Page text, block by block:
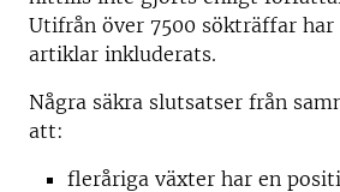
Utifrån över 7500 sökträffar har
artiklar inkluderats.
Några säkra slutsatser från
att:
fleråriga växter har en